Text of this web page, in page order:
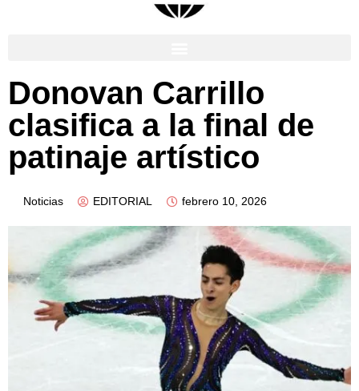
Donovan Carrillo
clasifica a la final de
patinaje artístico
Noticias EDITORIAL febrero 10, 2026